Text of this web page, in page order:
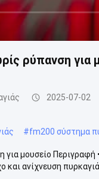
ρύπανση
2025-07-02
#fm200 σύστημα
μουσείο
ανίχνευση